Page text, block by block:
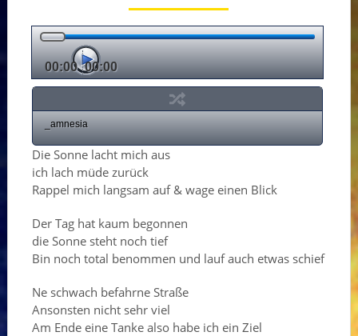
00:00 00:00
_amnesia
Die Sonne lacht mich aus
ich lach müde zurück
Rappel mich langsam auf & wage einen Blick
Der Tag hat kaum begonnen
die Sonne steht noch tief
Bin noch total benommen und lauf auch etwas schief
Ne schwach befahrne Straße
Ansonsten nicht sehr viel
Am Ende eine Tanke also habe ich ein Ziel